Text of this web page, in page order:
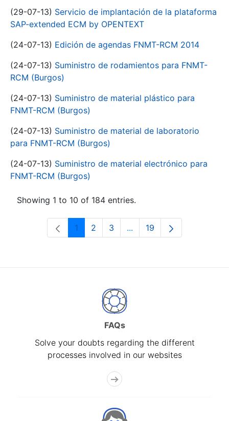
(29-07-13) Servicio de implantación de la plataforma
SAP-extended ECM by OPENTEXT
(24-07-13) Edición de agendas FNMT-RCM 2014
(24-07-13) Suministro de rodamientos para FNMT-
RCM (Burgos)
(24-07-13) Suministro de material plástico para
FNMT-RCM (Burgos)
(24-07-13) Suministro de material de laboratorio
para FNMT-RCM (Burgos)
(24-07-13) Suministro de material electrónico para
FNMT-RCM (Burgos)
Showing 1 to 10 of 184 entries.
Page
1 Page
2 Page
3 ...Intermediate Pages Use
Page
19
FAQs
Solve your doubts regarding the different
processes involved in our websites